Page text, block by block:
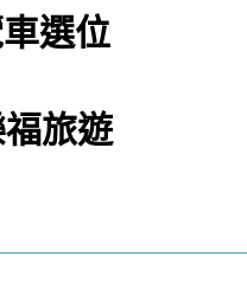
選位
福旅遊